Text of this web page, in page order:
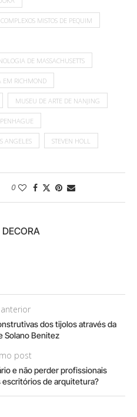
COMPLEXOS MISTOS DE PEQUIM
DE MASSACHUSETTS
EM RICHMOND
MUSEU DE ARTE DE NANJING
ANGELES STEVEN HOLL
0
dos tijolos através da
Solano Benitez
post
e não perder profissionais
de arquitetura?